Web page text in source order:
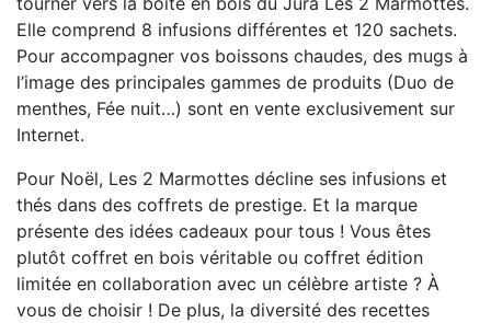
Elle comprend 8 infusions différentes et 120 sachets.
Pour accompagner vos boissons chaudes, des mugs à
l’image des principales gammes de produits (Duo de
menthes, Fée nuit…) sont en vente exclusivement sur
Internet.
Pour Noël, Les 2 Marmottes décline ses infusions et
thés dans des coffrets de prestige. Et la marque
présente des idées cadeaux pour tous ! Vous êtes
plutôt coffret en bois véritable ou coffret édition
limitée en collaboration avec un célèbre artiste ? À
vous de choisir ! De plus, la diversité des recettes